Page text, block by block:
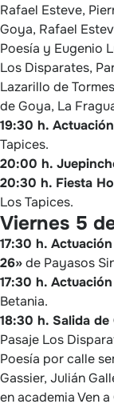
Rafael Esteve,
Goya, Rafael
Poesía y Eugenio
Los Disparates,
Lazarillo de
de Goya, La
19:30 h.
Tapices.
20:00 h.
20:30 h. Fiesta
Los Tapices.
Viernes 5
17:30 h.
26»de Payasos
17:30 h.
Betania.
18:30 h. Salida de
Pasaje Los
Poesía por calle
Gassier, Julián
en academia Ven